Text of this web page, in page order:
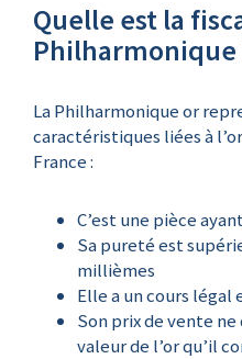
Quelle est la
Philharmonique
La Philharmonique or
caractéristiques liées à
France :
C’est une pièce
Sa pureté est
millièmes
Elle a un cours
Son prix de vente ne
valeur de l’or qu’il